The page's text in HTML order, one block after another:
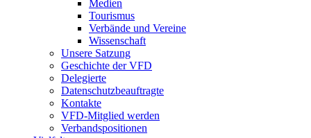
Medien
Tourismus
Verbände und Vereine
Wissenschaft
Unsere Satzung
Geschichte der VFD
Delegierte
Datenschutzbeauftragte
Kontakte
VFD-Mitglied werden
Verbandspositionen